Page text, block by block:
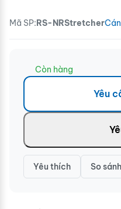
Mã SP:RS-NRStretcher
Còn hàng
Yêu
Yêu thích So sánh